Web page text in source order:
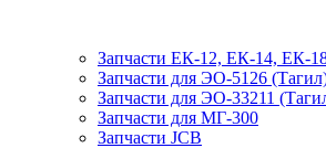
Запчасти ЕК-12, ЕК-14, ЕК-
Запчасти для ЭО-5126
Запчасти для ЭО-33211
Запчасти для МГ-300
Запчасти JCB